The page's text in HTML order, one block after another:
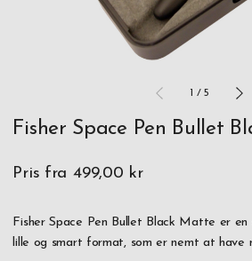
1 /5
Fisher Space Pen Bullet
Pris fra 499,00 kr
Fisher Space Pen Bullet Black Matte er
lille og smart format, som er nemt at have